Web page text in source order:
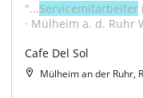
"...Servicemitarbeiter
· Mülheim a. d. Ruhr
Cafe Del Sol
Mülheim an der Ruhr,